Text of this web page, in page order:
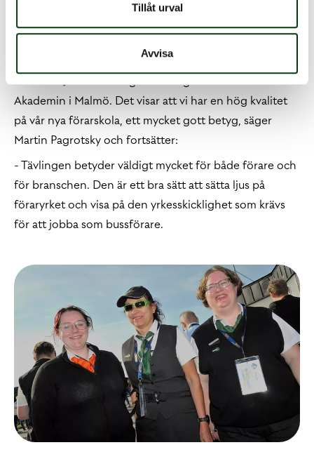
Tillåt urval
Avvisa
efter att Josefine Blomberg tog hem guldet känns helt
fantastiskt och jag är mycket stolt. Det är extra roligt
eftersom Josefine har gått i vår egen förarskola Nobina
Akademin i Malmö. Det visar att vi har en hög kvalitet
på vår nya förarskola, ett mycket gott betyg, säger
Martin Pagrotsky och fortsätter:
- Tävlingen betyder väldigt mycket för både förare och
för branschen. Den är ett bra sätt att sätta ljus på
föraryrket och visa på den yrkesskicklighet som krävs
för att jobba som bussförare.